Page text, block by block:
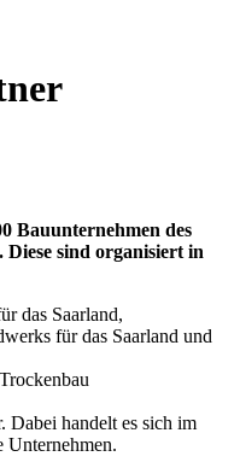
Bauunternehmen des
sind organisiert in
das Saarland,
für das Saarland und
Dabei handelt es sich im
Unternehmen.